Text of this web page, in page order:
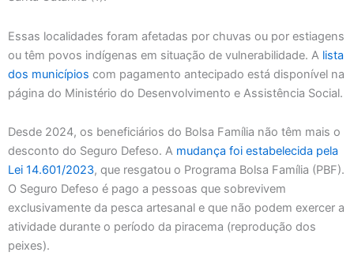
Essas localidades foram afetadas por chuvas ou por estiagens
ou têm povos indígenas em situação de vulnerabilidade. A lista
dos municípios com pagamento antecipado está disponível na
página do Ministério do Desenvolvimento e Assistência Social.
Desde 2024, os beneficiários do Bolsa Família não têm mais o
desconto do Seguro Defeso. A mudança foi estabelecida pela
Lei 14.601/2023, que resgatou o Programa Bolsa Família (PBF).
O Seguro Defeso é pago a pessoas que sobrevivem
exclusivamente da pesca artesanal e que não podem exercer a
atividade durante o período da piracema (reprodução dos
peixes).